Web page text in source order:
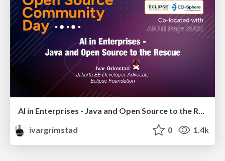
AI in Enterprises - Java and Open Source to the Rescue
ivargrimstad
0 1.4k